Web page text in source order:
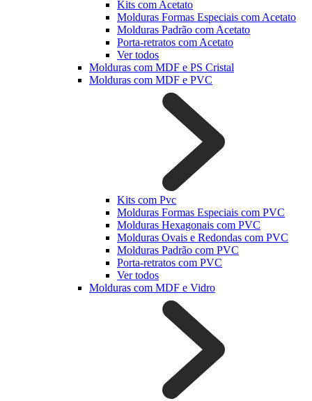
Kits com Acetato
Molduras Formas Especiais com Acetato
Molduras Padrão com Acetato
Porta-retratos com Acetato
Ver todos
Molduras com MDF e PS Cristal
Molduras com MDF e PVC
Kits com Pvc
Molduras Formas Especiais com PVC
Molduras Hexagonais com PVC
Molduras Ovais e Redondas com PVC
Molduras Padrão com PVC
Porta-retratos com PVC
Ver todos
Molduras com MDF e Vidro